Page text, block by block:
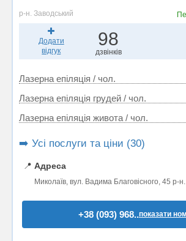
р-н. Заводський
Додати
відгук
98
дзвінків
Лазерна епіляція / чол.
Лазерна епіляція грудей / чол.
Лазерна епіляція живота / чол.
➡️ Усі послуги та ціни (30)
📍 Адреса
Миколаїв, вул. Вадима Благовісного, 45 р-
+38 (093) 968..показати